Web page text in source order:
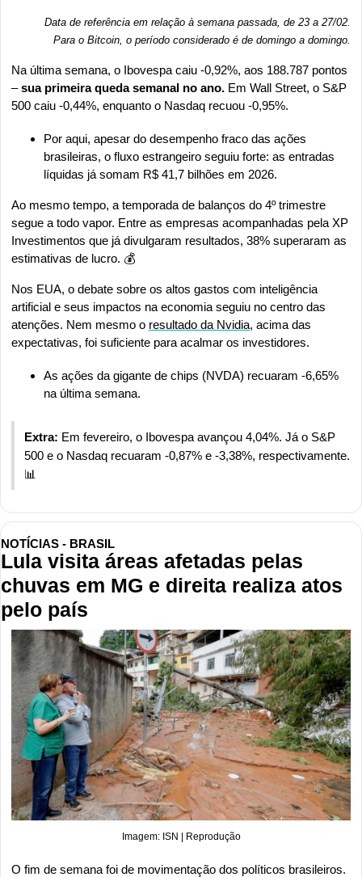
Data de referência em relação à semana passada, de 23 a 27/02.
Para o Bitcoin, o período considerado é de domingo a domingo
Na última semana, o Ibovespa caiu -0,92%, aos 188.787 pontos
– sua primeira queda semanal no ano. Em Wall Street, o S&P
500 caiu -0,44%, enquanto o Nasdaq recuou -0,95%.
Por aqui, apesar do desempenho fraco das ações
brasileiras, o fluxo estrangeiro seguiu forte: as entradas
líquidas já somam R$ 41,7 bilhões em 2026.
Ao mesmo tempo, a temporada de balanços do 4º trimestre
segue a todo vapor. Entre as empresas acompanhadas pela XP
Investimentos que já divulgaram resultados, 38% superaram as
estimativas de lucro. 💰
Nos EUA, o debate sobre os altos gastos com inteligência
artificial e seus impactos na economia seguiu no centro das
atenções. Nem mesmo o resultado da Nvidia, acima das
expectativas, foi suficiente para acalmar os investidores.
As ações da gigante de chips (NVDA) recuaram -6,65%
na última semana.
Extra: Em fevereiro, o Ibovespa avançou 4,04%. Já o S&P
📊
NOTÍCIAS - BRASIL
Lula visita áreas afetadas pelas
chuvas em MG e direita realiza atos
pelo país
Imagem: ISN | Reprodução